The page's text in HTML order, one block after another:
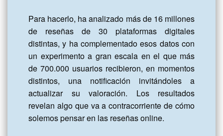
Para hacerlo, ha analizado más de 16 millones
de reseñas de 30 plataformas digitales
distintas, y ha complementado esos datos con
un experimento a gran escala en el que más
de 700.000 usuarios recibieron, en momentos
distintos, una notificación invitándoles a
actualizar su valoración. Los resultados
revelan algo que va a contracorriente de cómo
solemos pensar en las reseñas online.